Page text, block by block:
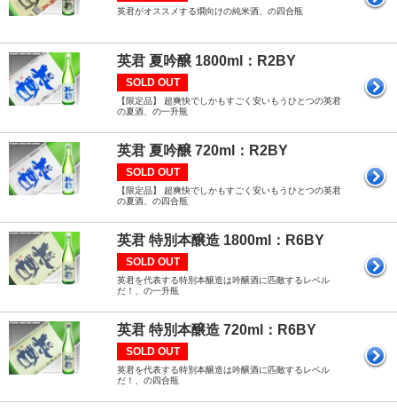
英君がオススメする燗向けの純米酒、の四合瓶
英君 夏吟醸 1800ml：R2BY
SOLD OUT
【限定品】 超爽快でしかもすごく安いもうひとつの英君
の夏酒、の一升瓶
英君 夏吟醸 720ml：R2BY
SOLD OUT
【限定品】 超爽快でしかもすごく安いもうひとつの英君
の夏酒、の四合瓶
英君 特別本醸造 1800ml：R6BY
SOLD OUT
英君を代表する特別本醸造は吟醸酒に匹敵するレベル
だ！、の一升瓶
英君 特別本醸造 720ml：R6BY
SOLD OUT
英君を代表する特別本醸造は吟醸酒に匹敵するレベル
だ！、の四合瓶